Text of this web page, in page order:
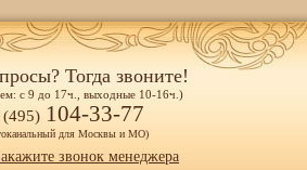
Тогда звоните!
с 9 до 17ч., выходные 10-16ч.)
(495) 104-33-77
для Москвы и МО)
звонок менеджера